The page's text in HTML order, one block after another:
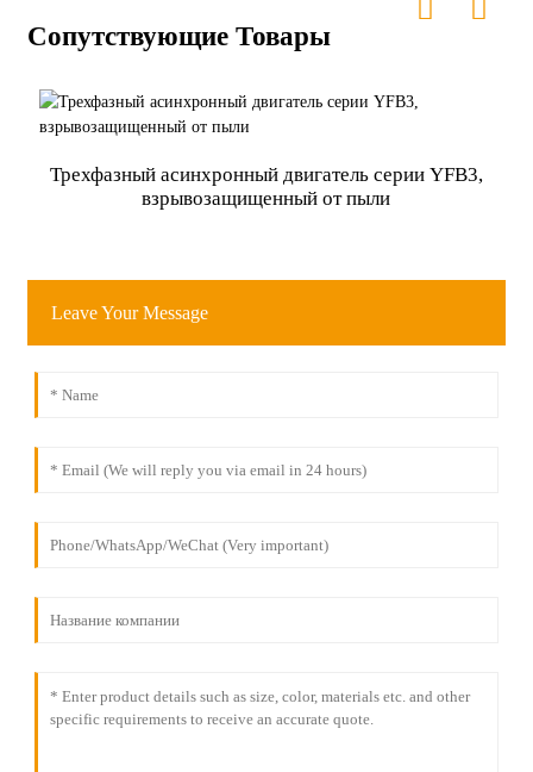
Сопутствующие Товары
Трехфазный асинхронный двигатель серии YFB3,
взрывозащищенный от пыли
Leave Your Message